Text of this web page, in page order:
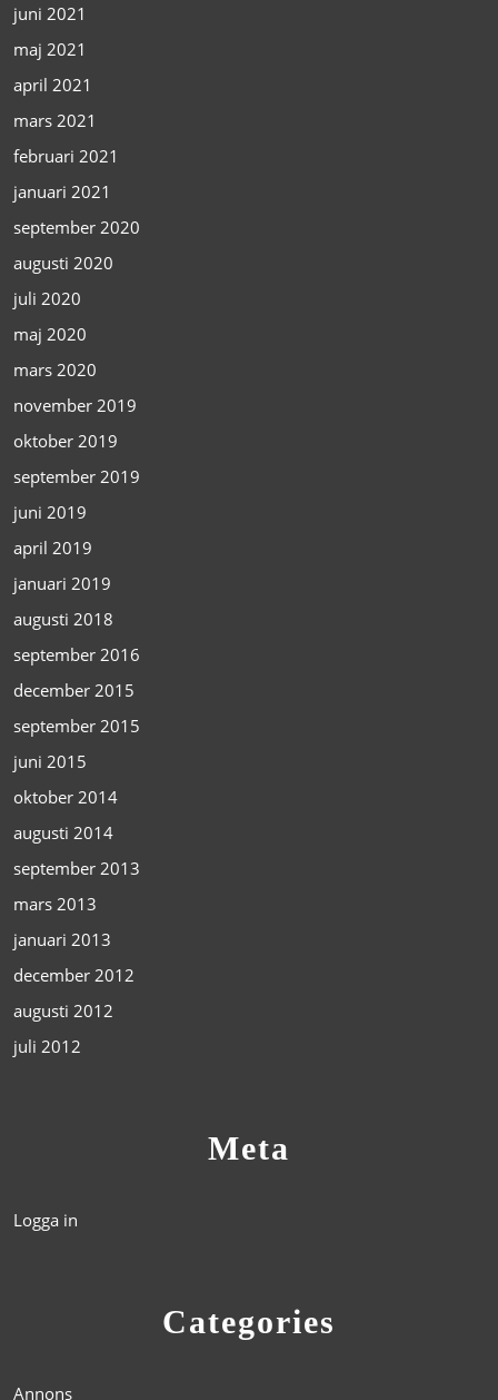
juni 2021
maj 2021
april 2021
mars 2021
februari 2021
januari 2021
september 2020
augusti 2020
juli 2020
maj 2020
mars 2020
november 2019
oktober 2019
september 2019
juni 2019
april 2019
januari 2019
augusti 2018
september 2016
december 2015
september 2015
juni 2015
oktober 2014
augusti 2014
september 2013
mars 2013
januari 2013
december 2012
augusti 2012
juli 2012
Meta
Logga in
Categories
Annons